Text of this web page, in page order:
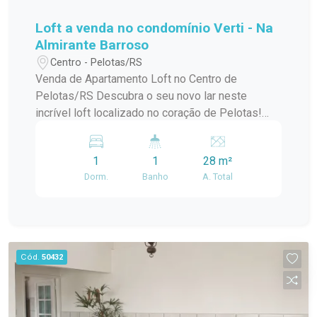
Loft a venda no condomínio Verti - Na
Almirante Barroso
Centro - Pelotas/RS
Venda de Apartamento Loft no Centro de
Pelotas/RS Descubra o seu novo lar neste
incrível loft localizado no coração de Pelotas!
construção, oferece o melhor da modernidade e
conforto, ideal para quem busca praticidade e
estilo de vida urbano. Com uma localização
entretenimento. O condomínio conta com uma
infraestrutura de lazer completa, perfeita para
relaxar e aproveitar momentos especiais com
amigos e familiares. O loft possui um design
1
Dorm.
1
Banho
28 m²
A. Total
Cód. 50432